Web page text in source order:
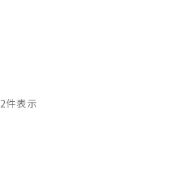
2件表示